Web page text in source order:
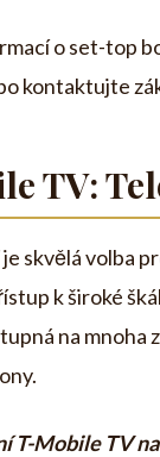
o set-top
kontaktujte
TV:
skvělá volba
k široké
na
T-Mobile TV